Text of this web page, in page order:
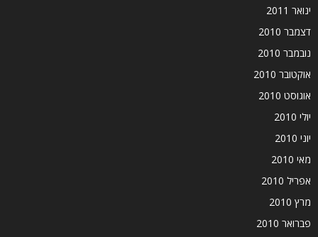
ינואר 2011
דצמבר 2010
נובמבר 2010
אוקטובר 2010
אוגוסט 2010
יולי 2010
יוני 2010
מאי 2010
אפריל 2010
מרץ 2010
פברואר 2010